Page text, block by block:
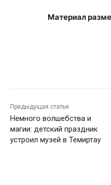
Материал
Предыдущая статья
Немного волшебства и
магии: детский праздник
устроил музей в Темиртау